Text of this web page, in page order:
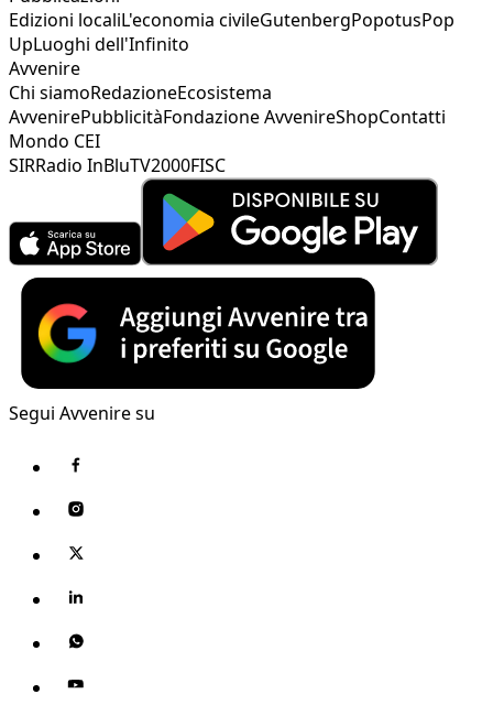
Edizioni localiL'economia civileGutenbergPopotusPop
UpLuoghi dell'Infinito
Avvenire
Chi siamoRedazioneEcosistema
AvvenirePubblicitàFondazione AvvenireShopContatti
Mondo CEI
SIRRadio InBluTV2000FISC
Segui Avvenire su